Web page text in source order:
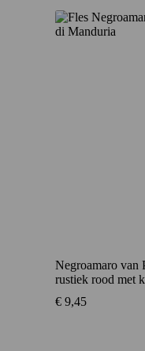
Negroamaro van
rustiek rood met
€ 9,45